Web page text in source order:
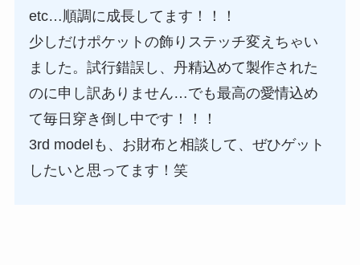
etc…順調に成長してます！！！
少しだけポケットの飾りステッチ変えちゃい
ました。試行錯誤し、丹精込めて製作された
のに申し訳ありません…でも最高の愛情込め
て毎日穿き倒し中です！！！
3rd modelも、お財布と相談して、ぜひゲット
したいと思ってます！笑